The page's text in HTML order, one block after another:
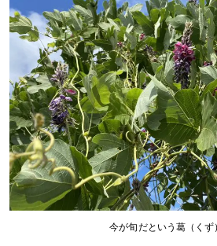
今が旬だという葛（くず